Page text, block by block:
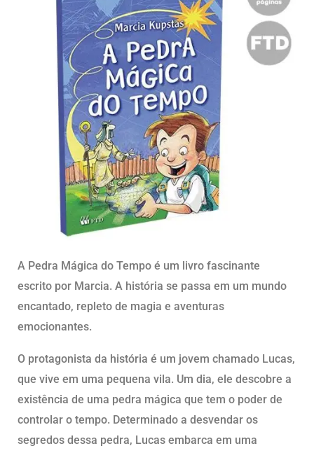
A Pedra Mágica do Tempo é um livro fascinante
escrito por Marcia. A história se passa em um mundo
encantado, repleto de magia e aventuras
emocionantes.
O protagonista da história é um jovem chamado Lucas,
que vive em uma pequena vila. Um dia, ele descobre a
existência de uma pedra mágica que tem o poder de
controlar o tempo. Determinado a desvendar os
segredos dessa pedra, Lucas embarca em uma